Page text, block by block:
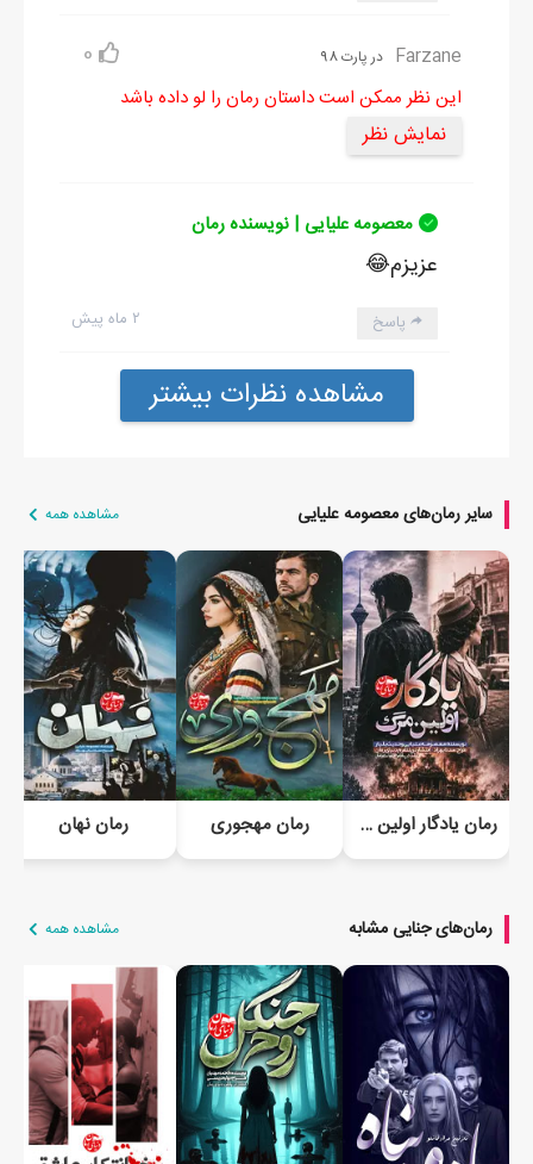
Farzane در پارت 98 0
این نظر ممکن است داستان رمان را لو داده باشد
نمایش نظر
معصومه علیایی | نویسنده رمان
عزیزم😂
۲ ماه پیش پاسخ
مشاهده نظرات بیشتر
سایر رمان‌های معصومه علیایی مشاهده همه
رمان یادگار اولین مرگ رمان مهجوری رمان نهان
رمان‌های جنایی مشابه مشاهده همه